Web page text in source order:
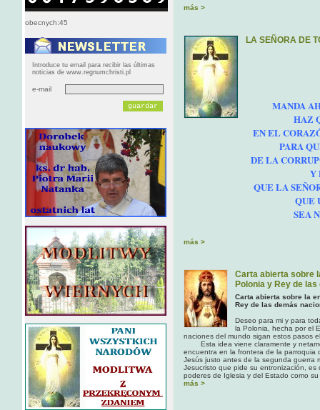
obecnych:45
Introduce tu email para recibir las últimas
noticias de www.regnumchristi.pl
e-mail
más >
LA SEÑORA DE
MANDA
HAZ
EN EL
PARA
DE LA
Y
QUE LA
QUE
SEA
más >
Carta abierta sobre
Polonia y Rey de
Carta abierta sobre la
Rey de las demás
Deseo para mi y para
la Polonia, hecha por el
naciones del mundo sigan estos pasos
Esta idea viene claramente y
encuentra en la frontera de la parroquia
Jesús justo antes de la segunda guerra
Jesucristo que pide su entronización,
poderes de Iglesia y del Estado como
más >